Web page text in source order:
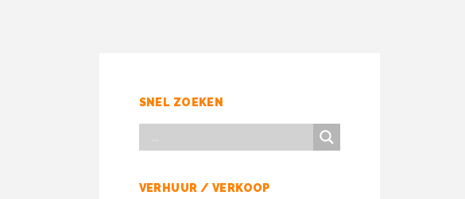
SNEL ZOEKEN
VERHUUR / VERKOOP